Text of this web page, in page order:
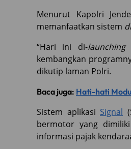
Menurut Kapolri
memanfaatkan sistem
“Hari ini di-launching
kembangkan
dikutip laman Polri.
Baca juga: Hati-hati
Sistem aplikasi Signal
bermotor yang
informasi pajak